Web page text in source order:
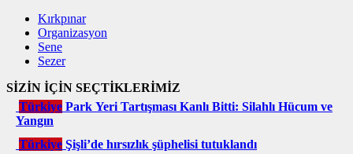
Kırkpınar
Organizasyon
Sene
Sezer
SİZİN İÇİN SEÇTİKLERİMİZ
Türkiye Park Yeri Tartışması Kanlı Bitti: Silahlı Hücum ve
Yangın
Türkiye Şişli’de hırsızlık şüphelisi tutuklandı